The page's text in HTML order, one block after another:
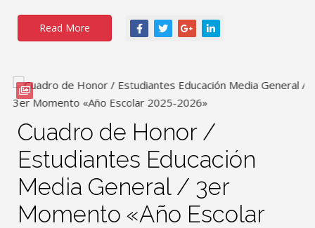
Read More
Cuadro de Honor /
Estudiantes Educación
Media General / 3er
Momento «Año Escolar